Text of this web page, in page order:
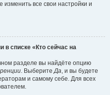
изменить все свои настройки и
в списке «Кто сейчас на
разделе вы найдёте опцию
. ВыберитеДа, и вы будете
и самому себе. Для всех